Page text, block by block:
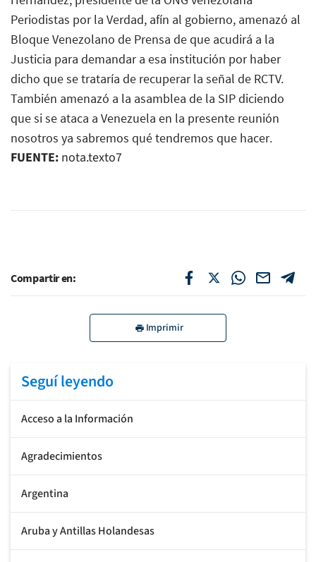
FUENTE: nota.texto7
Compartir en:
Imprimir
Seguí leyendo
Acceso a la Información
Agradecimientos
Argentina
Aruba y Antillas Holandesas